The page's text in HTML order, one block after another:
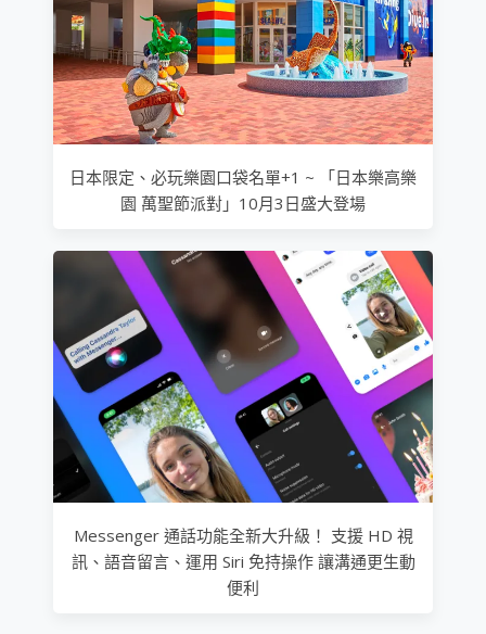
日本限定、必玩樂園口袋名單+1 ~ 「日本樂高樂
園 萬聖節派對」10月3日盛大登場
Messenger 通話功能全新大升級！ 支援 HD 視
訊、語音留言、運用 Siri 免持操作 讓溝通更生動
便利